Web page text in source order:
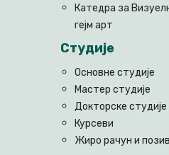
Катедра за
гејм арт
Студије
Основне студије
Мастер студије
Докторске студије
Курсеви
Жиро рачун и